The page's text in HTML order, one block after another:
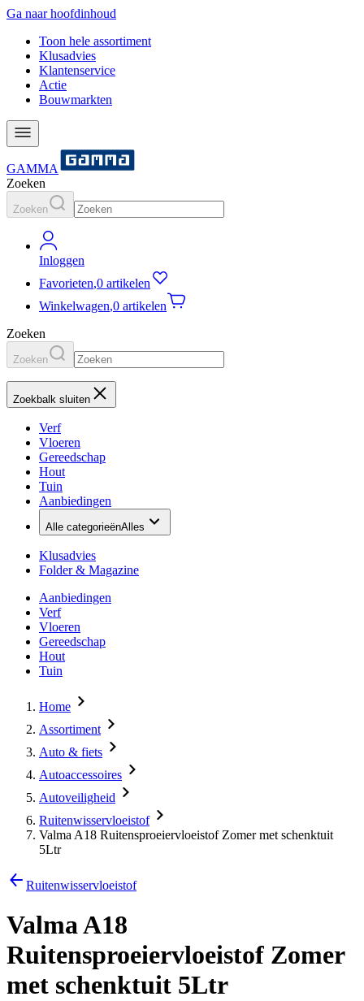
Ga naar hoofdinhoud
Toon hele assortiment
Klusadvies
Klantenservice
Actie
Bouwmarkten
GAMMA
Zoeken
Zoeken
Inloggen
Favorieten,0 artikelen
Winkelwagen,0 artikelen
Zoeken
Zoeken
Zoekbalk sluiten
Verf
Vloeren
Gereedschap
Hout
Tuin
Aanbiedingen
Alle categorieënAlles
Klusadvies
Folder & Magazine
Aanbiedingen
Verf
Vloeren
Gereedschap
Hout
Tuin
Home
Assortiment
Auto & fiets
Autoaccessoires
Autoveiligheid
Ruitenwisservloeistof
Valma A18 Ruitensproeiervloeistof Zomer met schenktuit
5Ltr
Ruitenwisservloeistof
Valma A18
Ruitensproeiervloeistof Zomer
met schenktuit 5Ltr